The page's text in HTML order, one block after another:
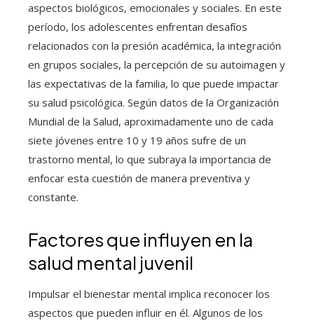
aspectos biológicos, emocionales y sociales. En este
período, los adolescentes enfrentan desafíos
relacionados con la presión académica, la integración
en grupos sociales, la percepción de su autoimagen y
las expectativas de la familia, lo que puede impactar
su salud psicológica. Según datos de la Organización
Mundial de la Salud, aproximadamente uno de cada
siete jóvenes entre 10 y 19 años sufre de un
trastorno mental, lo que subraya la importancia de
enfocar esta cuestión de manera preventiva y
constante.
Factores que influyen en la
salud mental juvenil
Impulsar el bienestar mental implica reconocer los
aspectos que pueden influir en él. Algunos de los